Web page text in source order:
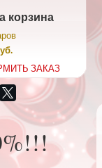
корзина
ЗАКАЗ